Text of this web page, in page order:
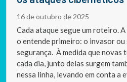
16 de outubro de 2025
Cada ataque segue um roteiro.
o entende primeiro: o invasor ou
segurança. À medida que novas
cada dia, junto delas surgem
nessa linha, levando em conta a